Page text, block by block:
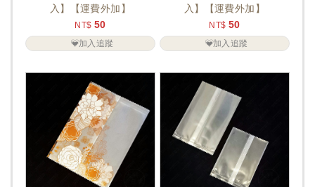
入】【運費外加】
NT$ 50
加入追蹤
入】【運費外加】
NT$ 50
加入追蹤